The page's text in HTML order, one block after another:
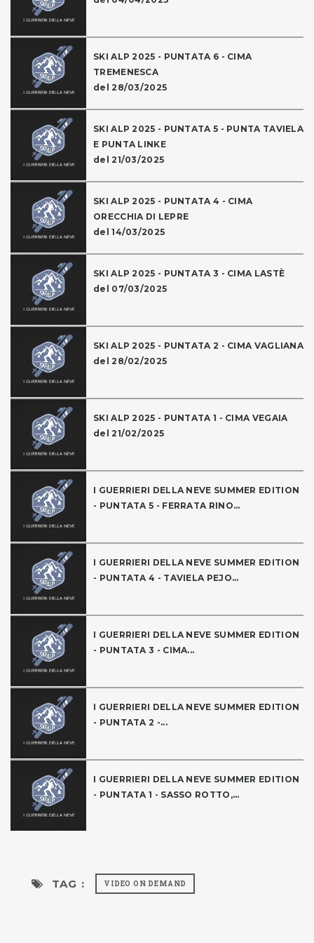
SKI ALP 2025 - PUNTATA 6 - CIMA
TREMENESCA
del 28/03/2025
SKI ALP 2025 - PUNTATA 5 - PUNTA TAVIELA
E PUNTA LINKE
del 21/03/2025
SKI ALP 2025 - PUNTATA 4 - CIMA
ORECCHIA DI LEPRE
del 14/03/2025
SKI ALP 2025 - PUNTATA 3 - CIMA LASTÈ
del 07/03/2025
SKI ALP 2025 - PUNTATA 2 - CIMA VAGLIANA
del 28/02/2025
SKI ALP 2025 - PUNTATA 1 - CIMA VEGAIA
del 21/02/2025
I GUERRIERI DELLA NEVE SUMMER EDITION
- PUNTATA 5 - FERRATA RINO...
I GUERRIERI DELLA NEVE SUMMER EDITION
- PUNTATA 4 - TAVIELA PEJO...
I GUERRIERI DELLA NEVE SUMMER EDITION
- PUNTATA 3 - CIMA...
I GUERRIERI DELLA NEVE SUMMER EDITION
- PUNTATA 2 -...
I GUERRIERI DELLA NEVE SUMMER EDITION
- PUNTATA 1 - SASSO ROTTO,...
TAG : VIDEO ON DEMAND